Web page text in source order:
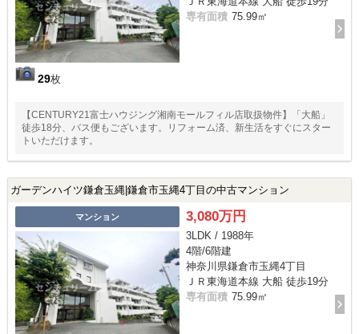
29枚
専有面積 75.99㎡
【CENTURY21富士ハウジング湘南モールフィル店取扱物件】「大船」
徒歩18分、バス便もございます。リフォーム済、新生活をすぐにスター
トいただけます。
ガーデンハイツ鎌倉玉縄|鎌倉市玉縄4丁目の中古マンション
マンション 3,080万円
3LDK / 1988年
4階/6階建
神奈川県鎌倉市玉縄4丁目
ＪＲ東海道本線 大船 徒歩19分
専有面積 75.99㎡